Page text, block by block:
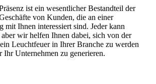
ist ein wesentlicher Bestandteil der
von Kunden, die an einer
mit Ihnen interessiert sind. Jeder kann
wir helfen Ihnen dabei, sich von der
Leuchtfeuer in Ihrer Branche zu werden
Ihr Unternehmen zu generieren.